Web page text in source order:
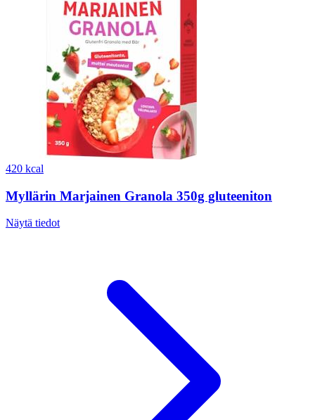
420 kcal
Myllärin Marjainen Granola 350g gluteeniton
Näytä tiedot